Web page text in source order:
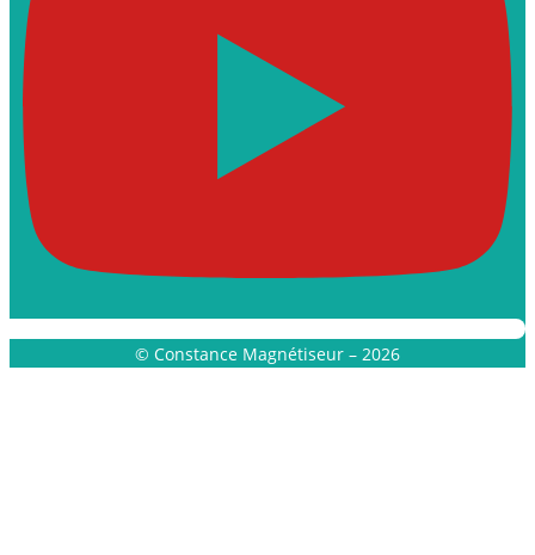
© Constance Magnétiseur – 2026